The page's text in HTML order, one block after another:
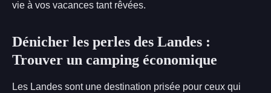
vie à vos vacances tant rêvées.
Dénicher les perles des Landes :
Trouver un camping économique
Les Landes sont une destination prisée pour ceux qui